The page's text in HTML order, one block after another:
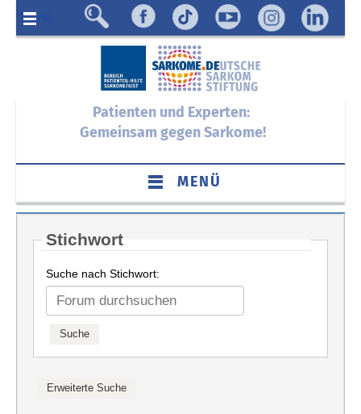
Menü
Patienten und Experten:
Gemeinsam gegen Sarkome!
MENÜ
Stichwort
Suche nach Stichwort: